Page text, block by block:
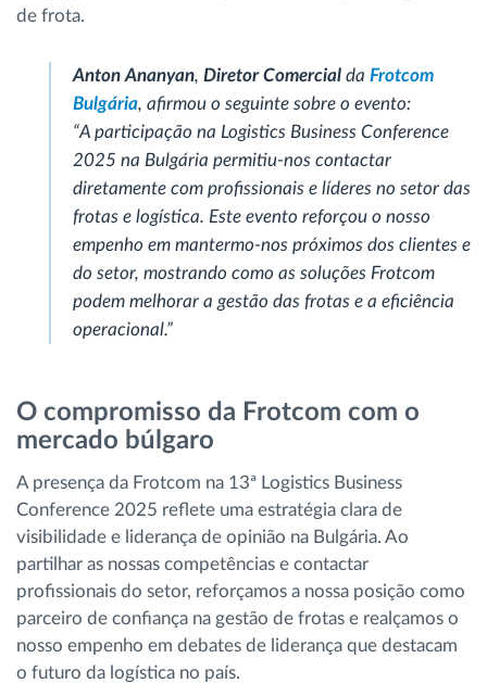
de frota.
Anton Ananyan, Diretor Comercial da Frotcom
Bulgária, afirmou o seguinte sobre o evento:
“A participação na Logistics Business Conference
2025 na Bulgária permitiu-nos contactar
diretamente com profissionais e líderes no setor das
frotas e logística. Este evento reforçou o nosso
empenho em mantermo-nos próximos dos clientes e
do setor, mostrando como as soluções Frotcom
podem melhorar a gestão das frotas e a eficiência
operacional.”
O compromisso da Frotcom com o
mercado búlgaro
A presença da Frotcom na 13ª Logistics Business
Conference 2025 reflete uma estratégia clara de
visibilidade e liderança de opinião na Bulgária. Ao
partilhar as nossas competências e contactar
profissionais do setor, reforçamos a nossa posição como
parceiro de confiança na gestão de frotas e realçamos o
nosso empenho em debates de liderança que destacam
o futuro da logística no país.